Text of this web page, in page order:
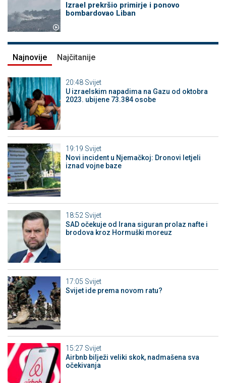
Izrael prekršio primirje i ponovo
bombardovao Liban
Najnovije Najčitanije
20:48 Svijet
U izraelskim napadima na Gazu od oktobra
2023. ubijene 73.384 osobe
19:19 Svijet
Novi incident u Njemačkoj: Dronovi letjeli
iznad vojne baze
18:52 Svijet
SAD očekuje od Irana siguran prolaz nafte i
brodova kroz Hormuški moreuz
17:05 Svijet
Svijet ide prema novom ratu?
15:27 Svijet
Airbnb bilježi veliki skok, nadmašena sva
očekivanja